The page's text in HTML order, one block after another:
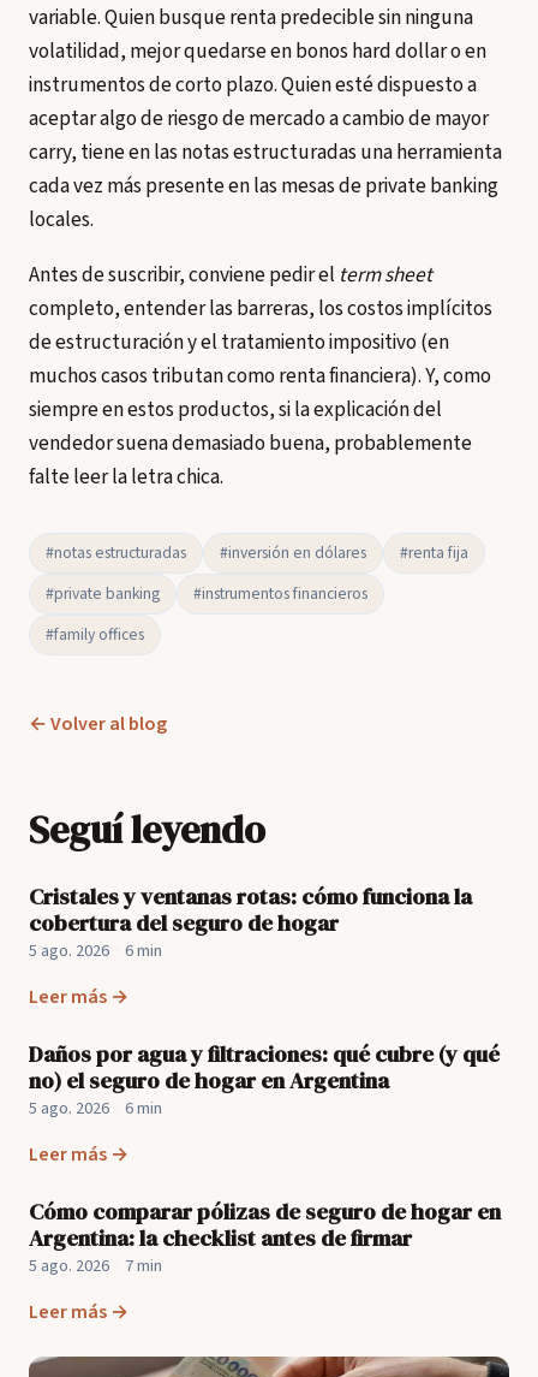
variable. Quien busque renta predecible sin ninguna
volatilidad, mejor quedarse en bonos hard dollar o en
instrumentos de corto plazo. Quien esté dispuesto a
aceptar algo de riesgo de mercado a cambio de mayor
carry, tiene en las notas estructuradas una herramienta
cada vez más presente en las mesas de private banking
locales.
Antes de suscribir, conviene pedir el term sheet
completo, entender las barreras, los costos implícitos
de estructuración y el tratamiento impositivo (en
muchos casos tributan como renta financiera). Y, como
siempre en estos productos, si la explicación del
vendedor suena demasiado buena, probablemente
falte leer la letra chica.
#notas estructuradas #inversión en dólares
#renta fija
#private banking
#instrumentos financieros
#family offices
← Volver al blog
Seguí leyendo
Cristales y ventanas rotas: cómo funciona la
cobertura del seguro de hogar
5 ago. 2026 6 min
Leer más →
Daños por agua y filtraciones: qué cubre (y qué
no) el seguro de hogar en Argentina
5 ago. 2026 6 min
Leer más →
Cómo comparar pólizas de seguro de hogar en
Argentina: la checklist antes de firmar
5 ago. 2026 7 min
Leer más →